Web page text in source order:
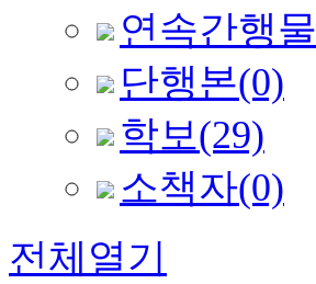
연속간행물
단행본(0)
학보(29)
소책자(0)
전체열기